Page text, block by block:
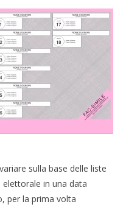
sulla base delle liste
in una data
per la prima volta